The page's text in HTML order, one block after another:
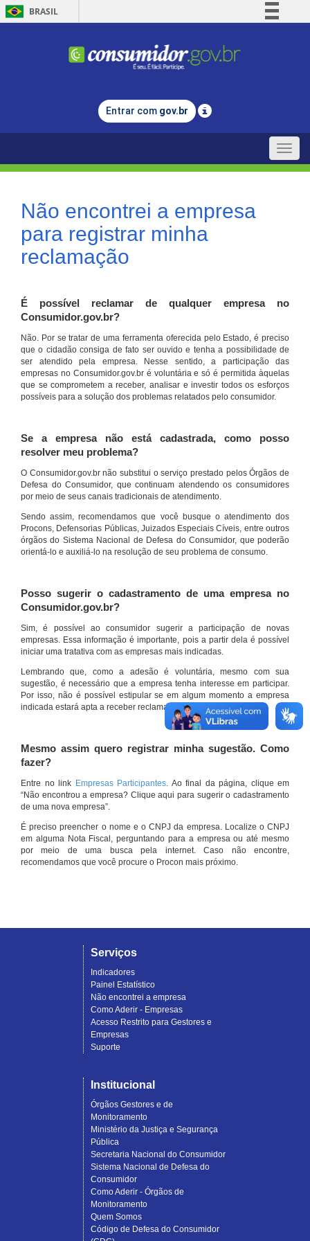
BRASIL
Comunica BR
Legislação
Entrar com gov.br
Toggle
Não encontrei a empresa
para registrar minha
reclamação
É possível reclamar de qualquer empresa no
Consumidor.gov.br?
Não. Por se tratar de uma ferramenta oferecida pelo Estado, é preciso
que o cidadão consiga de fato ser ouvido e tenha a possibilidade de
ser atendido pela empresa. Nesse sentido, a participação das
empresas no Consumidor.gov.br é voluntária e só é permitida àquelas
que se comprometem a receber, analisar e investir todos os esforços
possíveis para a solução dos problemas relatados pelo consumidor.
Se a empresa não está cadastrada, como posso
resolver meu problema?
O Consumidor.gov.br não substitui o serviço prestado pelos Órgãos de
Defesa do Consumidor, que continuam atendendo os consumidores
por meio de seus canais tradicionais de atendimento.
Sendo assim, recomendamos que você busque o atendimento dos
Procons, Defensorias Públicas, Juizados Especiais Cíveis, entre outros
órgãos do Sistema Nacional de Defesa do Consumidor, que poderão
orientá-lo e auxiliá-lo na resolução de seu problema de consumo.
Posso sugerir o cadastramento de uma empresa no
Consumidor.gov.br?
Sim, é possível ao consumidor sugerir a participação de novas
empresas. Essa informação é importante, pois a partir dela é possível
iniciar uma tratativa com as empresas mais indicadas.
Lembrando que, como a adesão é voluntária, mesmo com sua
sugestão, é necessário que a empresa tenha interesse em participar.
Por isso, não é possível estipular se em algum momento a empresa
indicada estará apta a receber reclamações por meio do site.
Mesmo assim quero registrar minha sugestão. Como
fazer?
Entre no link Empresas Participantes. Ao final da página, clique em
“Não encontrou a empresa? Clique aqui para sugerir o cadastramento
de uma nova empresa”.
É preciso preencher o nome e o CNPJ da empresa. Localize o CNPJ
em alguma Nota Fiscal, perguntando para a empresa ou até mesmo
por meio de uma busca pela internet. Caso não encontre,
recomendamos que você procure o Procon mais próximo.
Serviços
Indicadores
Painel Estatístico
Não encontrei a empresa
Como Aderir - Empresas
Acesso Restrito para Gestores e
Empresas
Suporte
Institucional
Órgãos Gestores e de
Monitoramento
Ministério da Justiça e Segurança
Pública
Secretaria Nacional do Consumidor
Sistema Nacional de Defesa do
Consumidor
Como Aderir - Órgãos de
Monitoramento
Quem Somos
Código de Defesa do Consumidor